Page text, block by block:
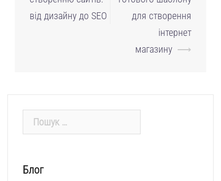
від дизайну до SEO
для створення
інтернет
магазину ⟶
Пошук:
Блог